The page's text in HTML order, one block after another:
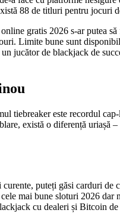
88 de titluri pentru
gratis 2026 s-ar putea
Limite bune sunt
de blackjack de
este recordul
există o diferență
puteți găsi carduri
mai bune sloturi 2026
cu dealeri și Bitcoin